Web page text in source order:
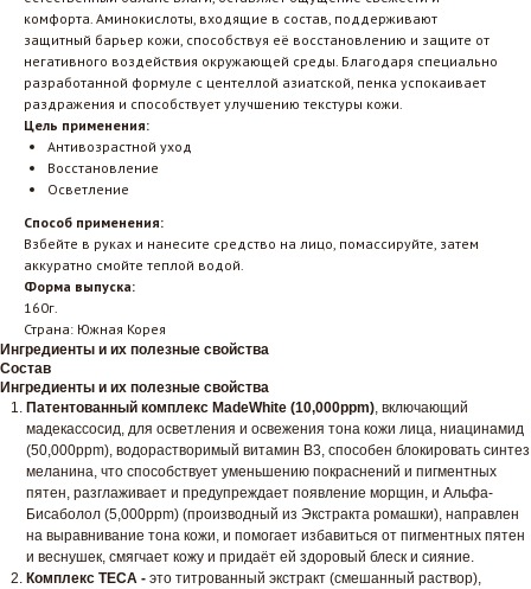
комфорта. Аминокислоты, входящие в состав, поддерживают
защитный барьер кожи, способствуя её восстановлению и защите от
негативного воздействия окружающей среды. Благодаря специально
разработанной формуле с центеллой азиатской, пенка успокаивает
раздражения и способствует улучшению текстуры кожи.
Цель применения:
Антивозрастной уход
Восстановление
Осветление
Способ применения:
Взбейте в руках и нанесите средство на лицо, помассируйте, затем
аккуратно смойте теплой водой.
Форма выпуска:
160г.
Страна: Южная Корея
Ингредиенты и их полезные свойства
Состав
Ингредиенты и их полезные свойства
Патентованный комплекс MadeWhite (10,000ppm), включающий
мадекассосид, для осветления и освежения тона кожи лица, ниацинамид
(50,000ppm), водорастворимый витамин В3, способен блокировать синтез
меланина, что способствует уменьшению покраснений и пигментных
пятен, разглаживает и предупреждает появление морщин, и Альфа-
Бисаболол (5,000ppm) (производный из Экстракта ромашки), направлен
на выравнивание тона кожи, и помогает избавиться от пигментных пятен
и веснушек, смягчает кожу и придаёт ей здоровый блеск и сияние.
Комплекс TECA - это титрованный экстракт (смешанный раствор),